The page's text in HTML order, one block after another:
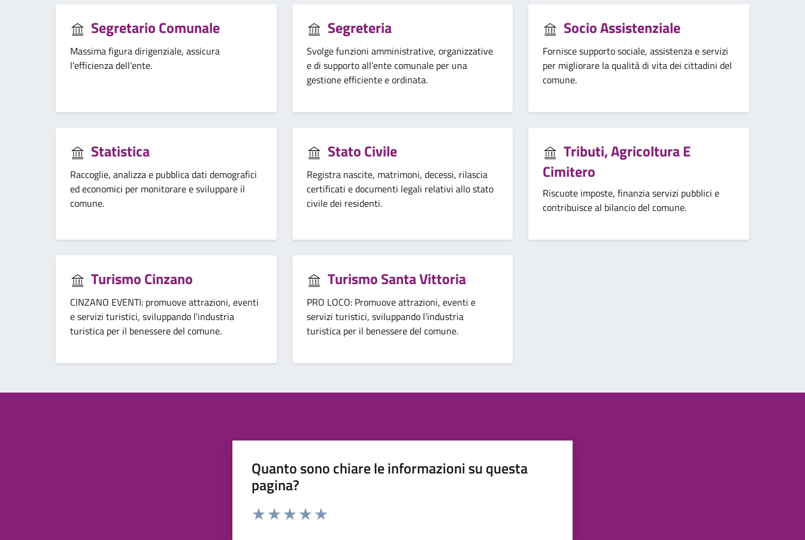
Segretario Comunale
Massima figura dirigenziale, assicura
l'efficienza dell'ente.
Segreteria
Svolge funzioni amministrative, organizzative
e di supporto all'ente comunale per una
gestione efficiente e ordinata.
Socio Assistenziale
Fornisce supporto sociale, assistenza e servizi
per migliorare la qualità di vita dei cittadini del
comune.
Statistica
Raccoglie, analizza e pubblica dati demografici
ed economici per monitorare e sviluppare il
comune.
Stato Civile
Registra nascite, matrimoni, decessi, rilascia
certificati e documenti legali relativi allo stato
civile dei residenti.
Tributi, Agricoltura E
Cimitero
Riscuote imposte, finanzia servizi pubblici e
contribuisce al bilancio del comune.
Turismo Cinzano
CINZANO EVENTI: promuove attrazioni, eventi
e servizi turistici, sviluppando l'industria
turistica per il benessere del comune.
Turismo Santa Vittoria
PRO LOCO: Promuove attrazioni, eventi e
servizi turistici, sviluppando l'industria
turistica per il benessere del comune.
Quanto sono chiare le informazioni su questa
pagina?
Valuta da 1 a 5 stelle la pagina